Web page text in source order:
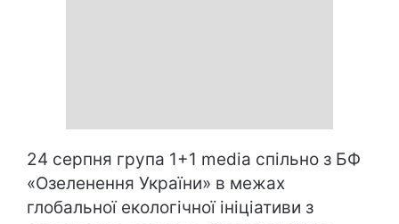
24 серпня група 1+1 media спільно з БФ
«Озеленення України» в межах
глобальної екологічної ініціативи з